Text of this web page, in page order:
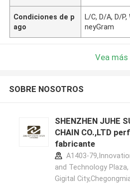
Condiciones de p
ago
L/C, D/A, D/
neyGram
Vea más
SOBRE NOSOTROS
SHENZHEN JUHE
CHAIN CO.,LTD
fabricante
A1403-
and Technology Plaza,
Gigital